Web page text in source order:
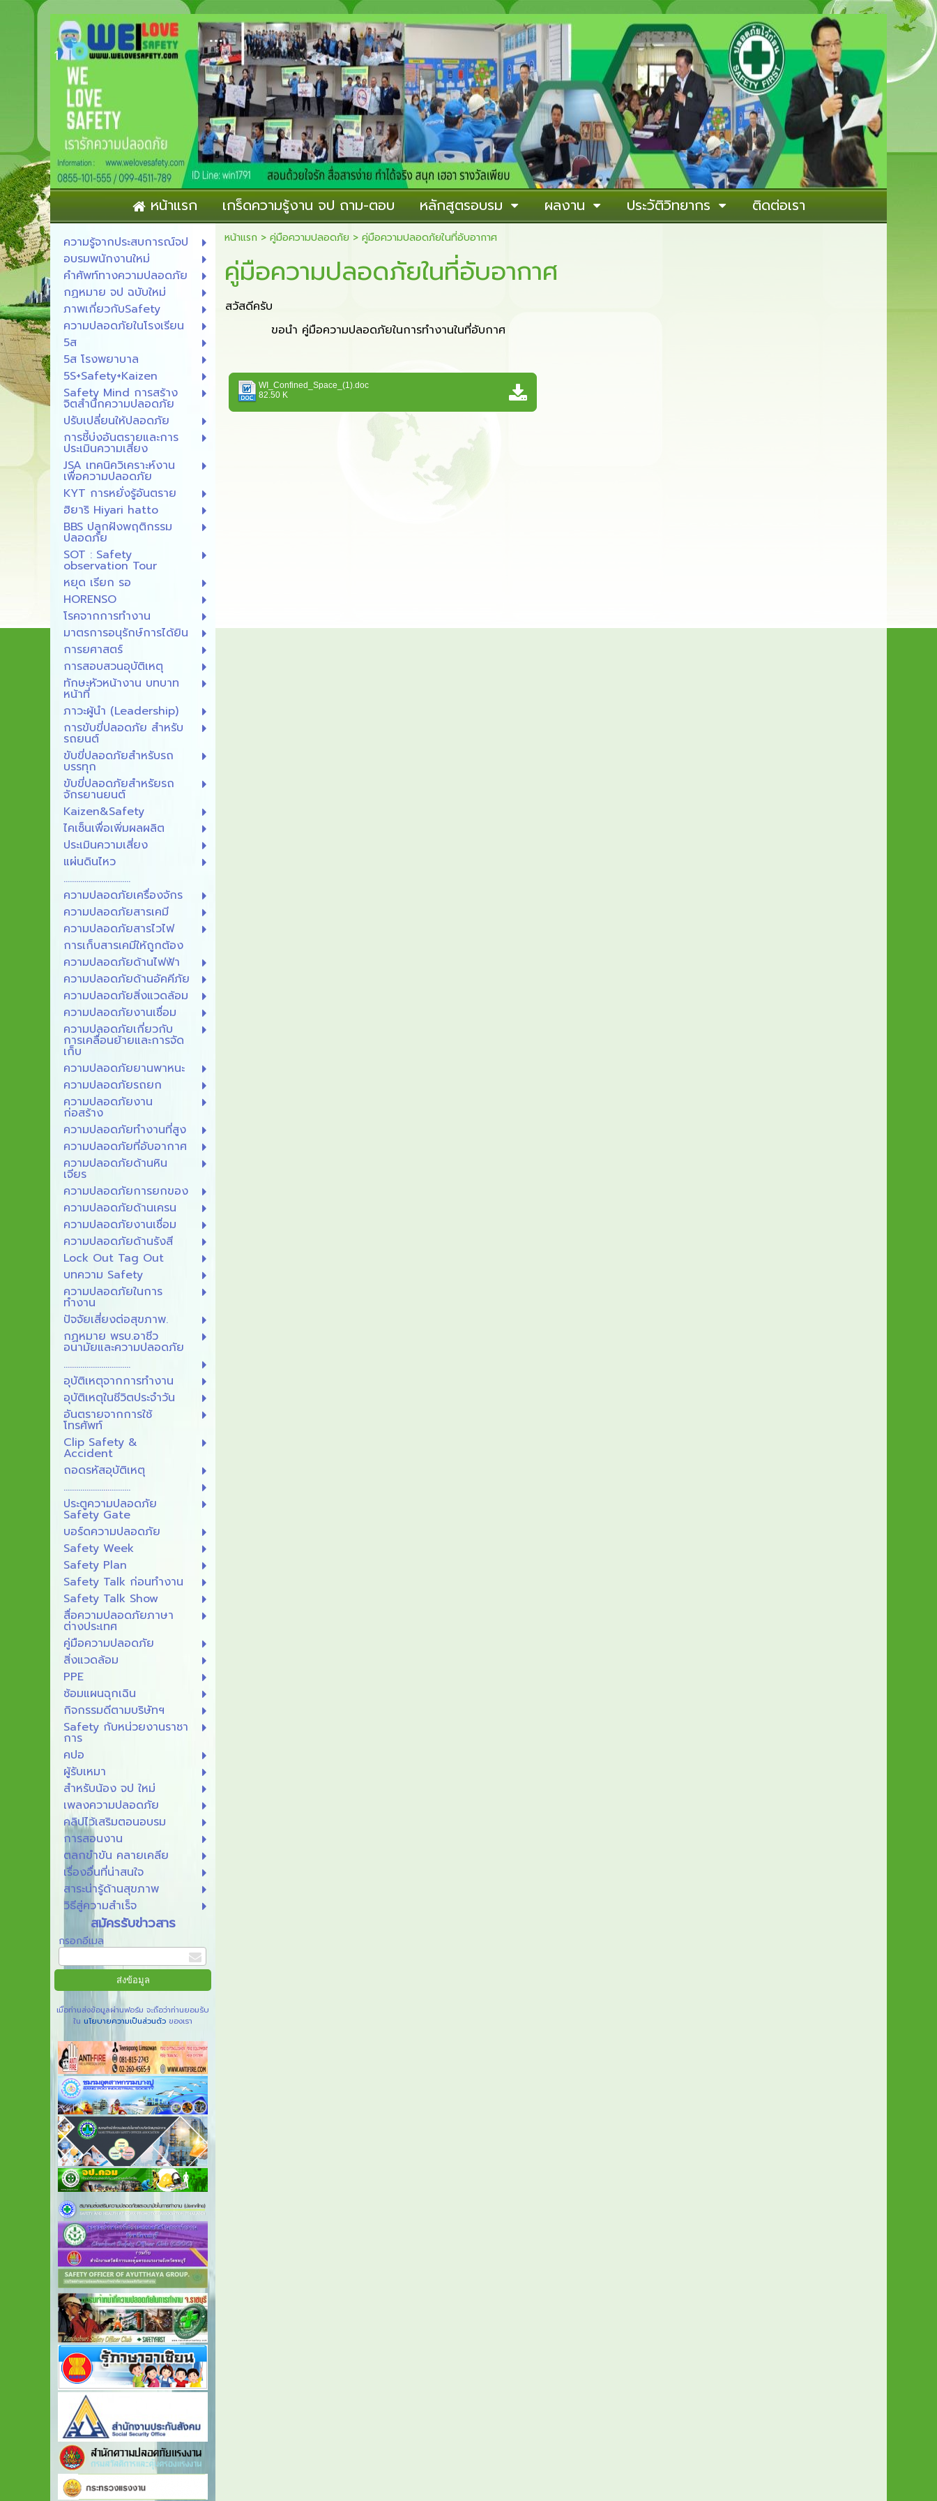
...
1
หน้าแรก เกร็ดความรู้งาน จป ถาม-ตอบ หลักสูตรอบรม ผลงาน ประวัติวิทยากร ติดต่อเรา
ความรู้จากประสบการณ์จป
อบรมพนักงานใหม่
คำศัพท์ทางความปลอดภัย
กฏหมาย จป ฉบับใหม่
ภาพเกี่ยวกับSafety
ความปลอดภัยในโรงเรียน
5ส
5ส โรงพยาบาล
5S+Safety+Kaizen
Safety Mind การสร้าง
จิตสำนึกความปลอดภัย
ปรับเปลี่ยนให้ปลอดภัย
การชี้บ่งอันตรายและการ
ประเมินความเสี่ยง
JSA เทคนิควิเคราะห์งาน
เพื่อความปลอดภัย
KYT การหยั่งรู้อันตราย
ฮิยาริ Hiyari hatto
BBS ปลูกฝังพฤติกรรม
ปลอดภัย
SOT : Safety
observation Tour
หยุด เรียก รอ
HORENSO
โรคจากการทำงาน
มาตรการอนุรักษ์การได้ยิน
การยศาสตร์
การสอบสวนอุบัติเหตุ
ทักษะหัวหน้างาน บทบาท
หน้าที่
ภาวะผู้นํา (Leadership)
การขับขี่ปลอดภัย สำหรับ
รถยนต์
ขับขี่ปลอดภัยสำหรับรถ
บรรทุก
ขับขี่ปลอดภัยสำหรัยรถ
จักรยานยนต์
Kaizen&Safety
ไคเซ็นเพื่อเพิ่มผลผลิต
ประเมินความเสี่ยง
แผ่นดินไหว
................................
ความปลอดภัยเครื่องจักร
ความปลอดภัยสารเคมี
ความปลอดภัยสารไวไฟ
การเก็บสารเคมีให้ถูกต้อง
ความปลอดภัยด้านไฟฟ้า
ความปลอดภัยด้านอัคคีภัย
ความปลอดภัยสิ่งแวดล้อม
ความปลอดภัยงานเชื่อม
ความปลอดภัยเกี่ยวกับ
การเคลื่อนย้ายและการจัด
เก็บ
ความปลอดภัยยานพาหนะ
ความปลอดภัยรถยก
ความปลอดภัยงาน
ก่อสร้าง
ความปลอดภัยทำงานที่สูง
ความปลอดภัยที่อับอากาศ
ความปลอดภัยด้านหิน
เจียร
ความปลอดภัยการยกของ
ความปลอดภัยด้านเครน
ความปลอดภัยงานเชื่อม
ความปลอดภัยด้านรังสี
Lock Out Tag Out
บทความ Safety
ความปลอดภัยในการ
ทำงาน
ปัจจัยเสี่ยงต่อสุขภาพ.
กฏหมาย พรบ.อาชีว
อนามัยและความปลอดภัย
................................
อุบัติเหตุจากการทำงาน
อุบัติเหตุในชีวิตประจำวัน
อันตรายจากการใช้
โทรศัพท์
Clip Safety &
Accident
ถอดรหัสอุบัติเหตุ
................................
ประตูความปลอดภัย
Safety Gate
บอร์ดความปลอดภัย
Safety Week
Safety Plan
Safety Talk ก่อนทำงาน
Safety Talk Show
สื่อความปลอดภัยภาษา
ต่างประเทศ
คู่มือความปลอดภัย
สิ่งแวดล้อม
PPE
ซ้อมแผนฉุกเฉิน
กิจกรรมดีตามบริษัทฯ
Safety กับหน่วยงานราชา
การ
คปอ
ผู้รับเหมา
สำหรับน้อง จป ใหม่
เพลงความปลอดภัย
คลิปไว้เสริมตอนอบรม
การสอนงาน
ตลกขำขัน คลายเคลีย
เรื่องอื่นที่น่าสนใจ
สาระน่ารู้ด้านสุขภาพ
วิธีสู่ความสำเร็จ
สมัครรับข่าวสาร
กรอกอีเมล
เมื่อท่านส่งข้อมูลผ่านฟอร์ม จะถือว่าท่านยอมรับ
ใน นโยบายความเป็นส่วนตัวของเรา
หน้าแรก > คู่มือความปลอดภัย > คู่มือความปลอดภัยในที่อับอากาศ
คู่มือความปลอดภัยในที่อับอากาศ
สวัสดีครับ
ขอนำ คู่มือความปลอดภัยในการทำงานในที่อับกาศ
WI_Confined_Space_(1).doc
82.50 K